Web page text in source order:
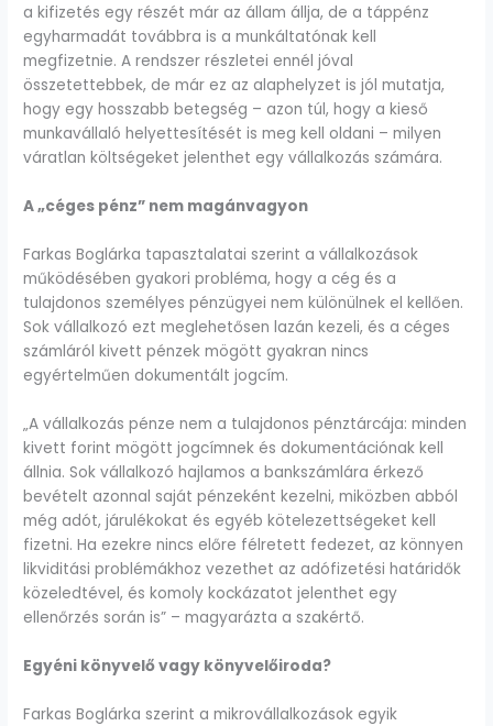
a kifizetés egy részét már az állam állja, de a táppénz
egyharmadát továbbra is a munkáltatónak kell
megfizetnie. A rendszer részletei ennél jóval
összetettebbek, de már ez az alaphelyzet is jól mutatja,
hogy egy hosszabb betegség – azon túl, hogy a kieső
munkavállaló helyettesítését is meg kell oldani – milyen
váratlan költségeket jelenthet egy vállalkozás számára.
A „céges pénz” nem magánvagyon
Farkas Boglárka tapasztalatai szerint a vállalkozások
működésében gyakori probléma, hogy a cég és a
tulajdonos személyes pénzügyei nem különülnek el kellően.
Sok vállalkozó ezt meglehetősen lazán kezeli, és a céges
számláról kivett pénzek mögött gyakran nincs
egyértelműen dokumentált jogcím.
„A vállalkozás pénze nem a tulajdonos pénztárcája: minden
kivett forint mögött jogcímnek és dokumentációnak kell
állnia. Sok vállalkozó hajlamos a bankszámlára érkező
bevételt azonnal saját pénzeként kezelni, miközben abból
még adót, járulékokat és egyéb kötelezettségeket kell
fizetni. Ha ezekre nincs előre félretett fedezet, az könnyen
likviditási problémákhoz vezethet az adófizetési határidők
közeledtével, és komoly kockázatot jelenthet egy
ellenőrzés során is” – magyarázta a szakértő.
Egyéni könyvelő vagy könyvelőiroda?
Farkas Boglárka szerint a mikrovállalkozások egyik